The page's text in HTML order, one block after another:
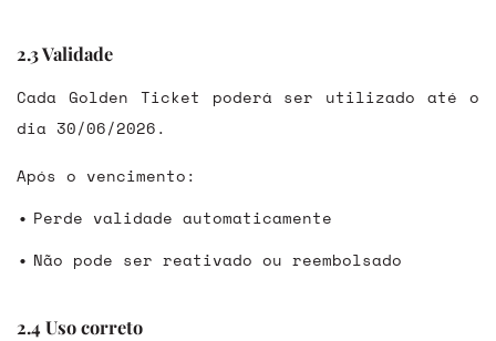
2.3 Validade
Cada Golden Ticket poderá ser utilizado até o
dia 30/06/2026.
Após o vencimento:
Perde validade automaticamente
Não pode ser reativado ou reembolsado
2.4 Uso correto